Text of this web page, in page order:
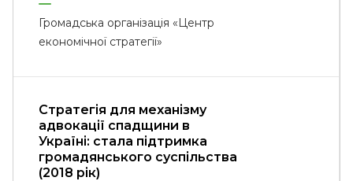
Громадська організація «Центр
економічної стратегії»
Стратегія для механізму
адвокації спадщини в
Україні: стала підтримка
громадянського суспільства
(2018 рік)